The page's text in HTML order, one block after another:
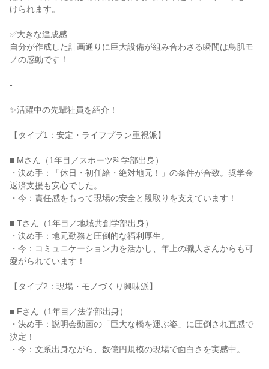
けられます。
✅大きな達成感
自分が作成した計画通りに巨大設備が組み合わさる瞬間は鳥肌モ
ノの感動です！
-
✨活躍中の先輩社員を紹介！
【タイプ1：安定・ライフプラン重視派】
■ Mさん（1年目／スポーツ科学部出身）
・決め手：「休日・初任給・絶対地元！」の条件が合致。奨学金
返済支援も安心でした。
・今：責任感をもって現場の安全と段取りを支えています！
■ Tさん（1年目／地域共創学部出身）
・決め手：地元勤務と圧倒的な福利厚生。
・今：コミュニケーション力を活かし、年上の職人さんからも可
愛がられています！
【タイプ2：現場・モノづくり興味派】
■ Fさん（1年目／法学部出身）
・決め手：説明会動画の「巨大な橋を運ぶ姿」に圧倒され直感で
決定！
・今：文系出身ながら、数億円規模の現場で面白さを実感中。